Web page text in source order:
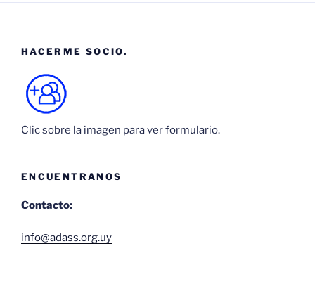
HACERME SOCIO.
Clic sobre la imagen para ver formulario.
ENCUENTRANOS
Contacto:
info@adass.org.uy